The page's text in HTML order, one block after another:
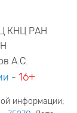
КНЦ РАН
А.С.
- 16+
информации;